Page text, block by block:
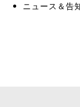
ニュース＆告